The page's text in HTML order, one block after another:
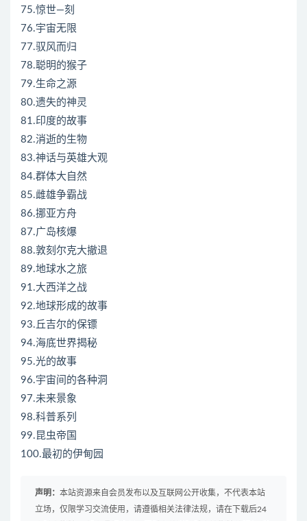
75.惊世—刻
76.宇宙无限
77.驭风而归
78.聪明的猴子
79.生命之源
80.遗失的神灵
81.印度的故事
82.消逝的生物
83.神话与英雄大观
84.群体大自然
85.雌雄争霸战
86.挪亚方舟
87.广岛核爆
88.敦刻尔克大撤退
89.地球水之旅
91.大西洋之战
92.地球形成的故事
93.丘吉尔的保镖
94.海底世界揭秘
95.光的故事
96.宇宙间的各种洞
97.未来景象
98.科普系列
99.昆虫帝国
100.最初的伊甸园
声明： 本站资源来自会员发布以及互联网公开收集，不代表本站
立场，仅限学习交流使用，请遵循相关法律法规，请在下载后24